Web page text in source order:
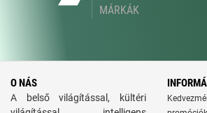
MÁRKÁK
O NÁS
A belső világítással, kültéri